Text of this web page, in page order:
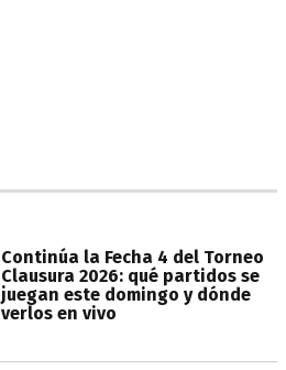
Continúa la Fecha 4 del Torneo
Clausura 2026: qué partidos se
juegan este domingo y dónde
verlos en vivo